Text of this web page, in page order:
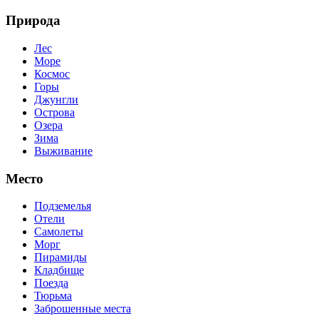
Природа
Лес
Море
Космос
Горы
Джунгли
Острова
Озера
Зима
Выживание
Место
Подземелья
Отели
Самолеты
Морг
Пирамиды
Кладбище
Поезда
Тюрьма
Заброшенные места